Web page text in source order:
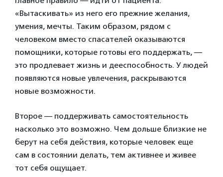
«Вытаскивать» из него его прежние желания,
умения, мечты. Таким образом, рядом с
человеком вместо спасателей оказываются
помощники, которые готовы его поддержать, —
это продлевает жизнь и дееспособность. У людей
появляются новые увлечения, раскрываются
новые возможности.
Второе — поддерживать самостоятельность
насколько это возможно. Чем дольше близкие не
берут на себя действия, которые человек еще
сам в состоянии делать, тем активнее и живее
тот себя ощущает.